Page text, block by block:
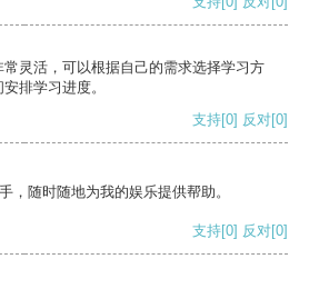
灵活，可以根据自己的需求选择学习方
排学习进度。
支持[0] 反对[0]
，随时随地为我的娱乐提供帮助。
支持[0] 反对[0]